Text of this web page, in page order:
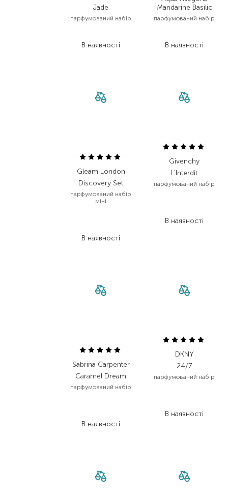
Jade
парфумований набір
В наявності
Mandarine Basilic
парфумований набір
В наявності
Gleam London
Discovery Set
парфумований набір
міні
В наявності
Givenchy
L'Interdit
парфумований набір
В наявності
Sabrina Carpenter
Caramel Dream
парфумований набір
В наявності
DKNY
24/7
парфумований набір
В наявності